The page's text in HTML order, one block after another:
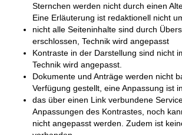
Sternchen werden nicht durch einen
Eine Erläuterung ist redaktionell nicht
nicht alle Seiteninhalte sind durch
erschlossen, Technik wird angepasst
Kontraste in der Darstellung sind nicht
Technik wird angepasst.
Dokumente und Anträge werden nicht
Verfügung gestellt, eine Anpassung ist
das über einen Link verbundene
Anpassungen des Kontrastes, noch
nicht angepasst werden. Zudem ist